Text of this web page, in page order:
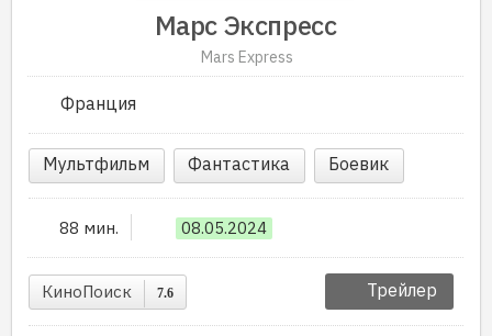
Марс Экспресс
Mars Express
Франция
Мультфильм Фантастика Боевик
88 мин. 08.05.2024
КиноПоиск 7.6 Трейлер